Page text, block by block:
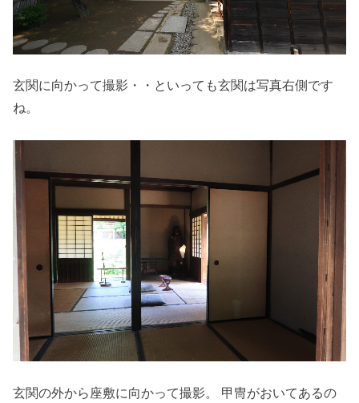
玄関に向かって撮影・・といっても玄関は写真右側です
ね。
玄関の外から座敷に向かって撮影。 甲冑がおいてあるの